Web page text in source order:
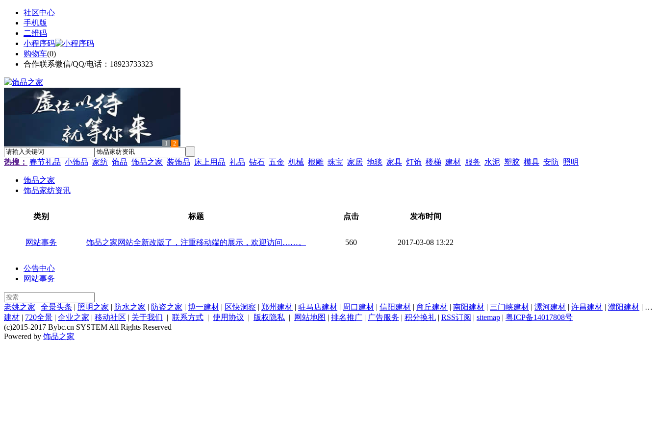
社区中心
手机版
二维码
小程序码
购物车(0)
合作联系微信/QQ/电话：18923733323
1 2
热搜： 春节礼品 小饰品 家纺 饰品 饰品之家 装饰品 床上用品 礼品 钻石 五金 机械 根雕 珠宝 家居 地毯 家具 灯饰 楼梯 建材 服务 水泥 塑胶 模具 安防 照明
饰品之家
饰品家纺资讯
类别 标题 点击 发布时间
网站事务 饰品之家网站全新改版了，注重移动端的展示，欢迎访问……。 560 2017-03-08 13:22
公告中心
网站事务
老姚之家 | 全景头条 | 照明之家 | 防水之家 | 防盗之家 | 博一建材 | 区快洞察 | 郑州建材 | 驻马店建材 | 周口建材 | 信阳建材 | 商丘建材 | 南阳建材 | 三门峡建材 | 漯河建材 | 许昌建材 | 濮阳建材 | 焦
建材 | 720全景 | 企业之家 | 移动社区 | 关于我们 | 联系方式 | 使用协议 | 版权隐私 | 网站地图 | 排名推广 | 广告服务 | 积分换礼 | RSS订阅 | sitemap | 粤ICP备14017808号
(c)2015-2017 Bybc.cn SYSTEM All Rights Reserved
Powered by 饰品之家